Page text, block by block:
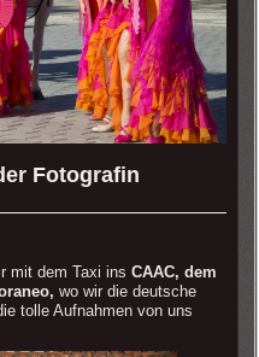
Fotografin
mit dem Taxi ins CAAC, dem
wo wir die deutsche
tolle Aufnahmen von uns